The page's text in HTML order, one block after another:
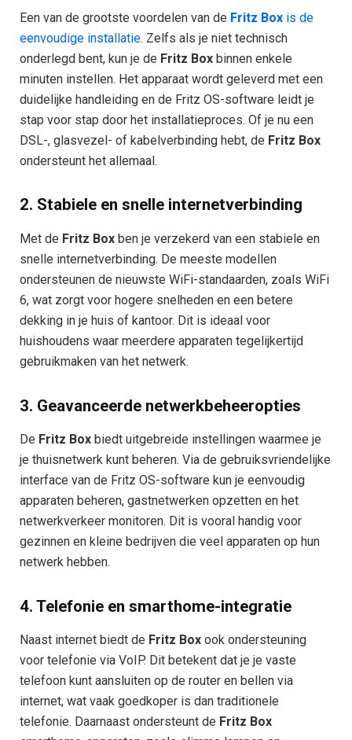
Een van de grootste voordelen van de Fritz Box is de
eenvoudige installatie. Zelfs als je niet technisch
onderlegd bent, kun je de Fritz Box binnen enkele
minuten instellen. Het apparaat wordt geleverd met een
duidelijke handleiding en de Fritz OS-software leidt je
stap voor stap door het installatieproces. Of je nu een
DSL-, glasvezel- of kabelverbinding hebt, de Fritz Box
ondersteunt het allemaal.
2. Stabiele en snelle internetverbinding
Met de Fritz Box ben je verzekerd van een stabiele en
snelle internetverbinding. De meeste modellen
ondersteunen de nieuwste WiFi-standaarden, zoals WiFi
6, wat zorgt voor hogere snelheden en een betere
dekking in je huis of kantoor. Dit is ideaal voor
huishoudens waar meerdere apparaten tegelijkertijd
gebruikmaken van het netwerk.
3. Geavanceerde netwerkbeheeropties
De Fritz Box biedt uitgebreide instellingen waarmee je
je thuisnetwerk kunt beheren. Via de gebruiksvriendelijke
interface van de Fritz OS-software kun je eenvoudig
apparaten beheren, gastnetwerken opzetten en het
netwerkverkeer monitoren. Dit is vooral handig voor
gezinnen en kleine bedrijven die veel apparaten op hun
netwerk hebben.
4. Telefonie en smarthome-integratie
Naast internet biedt de Fritz Box ook ondersteuning
voor telefonie via VoIP. Dit betekent dat je je vaste
telefoon kunt aansluiten op de router en bellen via
internet, wat vaak goedkoper is dan traditionele
telefonie. Daarnaast ondersteunt de Fritz Box